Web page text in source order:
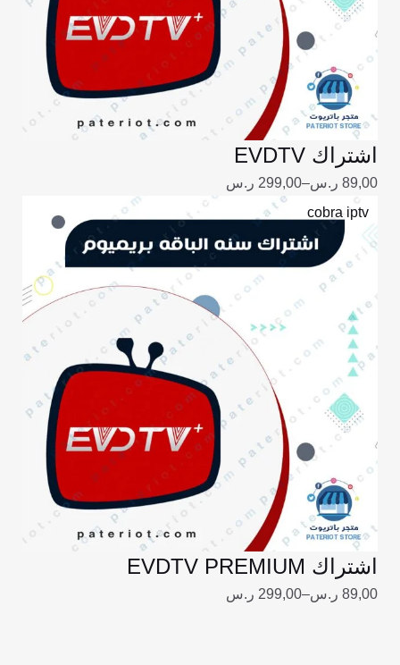
اشتراك EVDTV
89,00 ر.س–
299,00 ر.س
cobra iptv
اشتراك EVDTV PREMIUM
89,00 ر.س–
299,00 ر.س
نطاق
السعر:
خلال